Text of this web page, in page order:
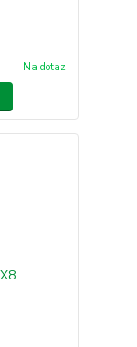
Na dotaz